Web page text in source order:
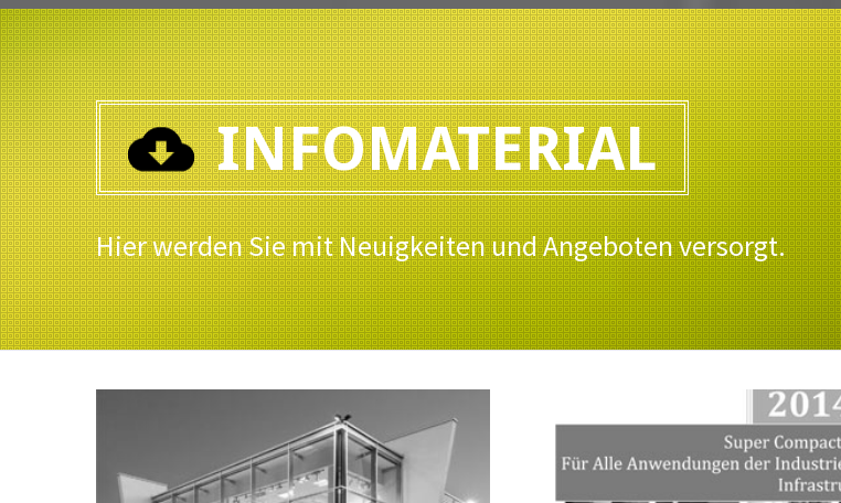
INFOMATERIAL
Hier werden Sie mit Neuigkeiten und Angeboten versorgt.